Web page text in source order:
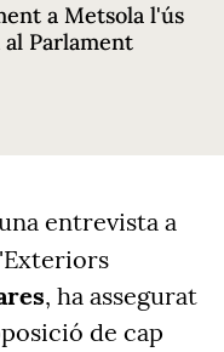
a Metsola l'ús
Parlament
entrevista a
, ha assegurat
de cap